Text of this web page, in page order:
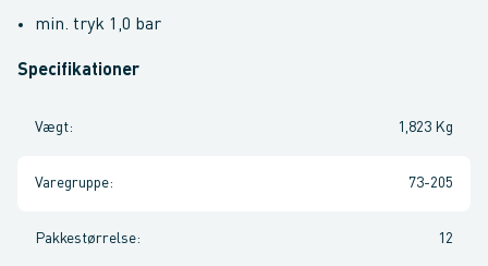
min. tryk 1,0 bar
Specifikationer
Vægt: 1,823 Kg
Varegruppe: 73-205
Pakkestørrelse: 12